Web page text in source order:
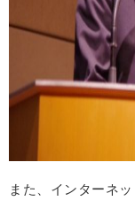
また、インターネ